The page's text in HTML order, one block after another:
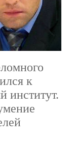
к
институт.